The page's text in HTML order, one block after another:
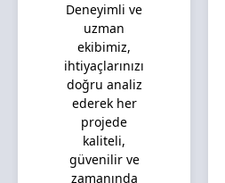
Deneyimli ve
uzman
ekibimiz,
ihtiyaçlarınızı
doğru analiz
ederek her
projede
kaliteli,
güvenilir ve
zamanında